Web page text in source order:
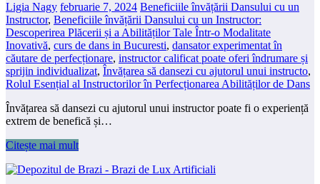
Ligia Nagy februarie 7, 2024 Beneficiile învățării Dansului cu un
Instructor, Beneficiile învățării Dansului cu un Instructor:
Descoperirea Plăcerii și a Abilităților Tale Într-o Modalitate
Inovativă, curs de dans in Bucuresti, dansator experimentat în
căutare de perfecționare, instructor calificat poate oferi îndrumare și
sprijin individualizat, Învățarea să dansezi cu ajutorul unui instructo,
Rolul Esențial al Instructorilor în Perfecționarea Abilităților de Dans
Învățarea să dansezi cu ajutorul unui instructor poate fi o experiență
extrem de benefică și…
Citește mai mult